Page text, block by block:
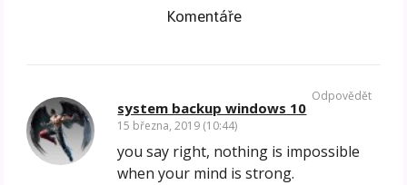
Komentáře
system backup windows 10
15 března, 2019 (10:44)
you say right, nothing is impossible
when your mind is strong.
Odpovědět